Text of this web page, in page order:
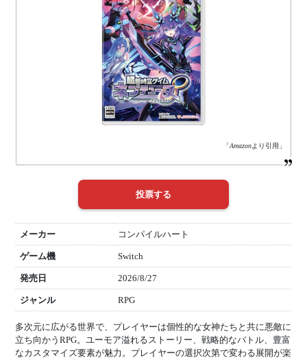
「Amazonより引用」
メーカー コンパイルハート
ゲーム機 Switch
発売日 2026/8/27
ジャンル RPG
多次元に広がる世界で、プレイヤーは個性的な女神たちと共に悪敵に
立ち向かうRPG。ユーモア溢れるストーリー、戦略的なバトル、豊富
なカスタマイズ要素が魅力。プレイヤーの選択次第で変わる展開が楽